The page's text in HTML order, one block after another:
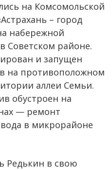
на Комсомольской
– город
набережной
Советском районе.
и запущен
на противоположном
аллеи Семьи.
обустроен на
— ремонт
в микрорайоне
Редькин в свою